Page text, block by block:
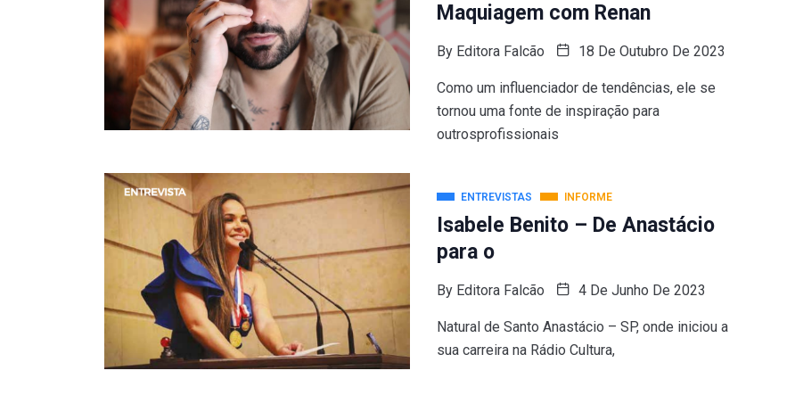
Maquiagem com Renan
By Editora Falcão 18 De Outubro De 2023
Como um influenciador de tendências, ele se
tornou uma fonte de inspiração para
outrosprofissionais
ENTREVISTAS INFORME
Isabele Benito – De Anastácio
para o
By Editora Falcão 4 De Junho De 2023
Natural de Santo Anastácio – SP, onde iniciou a
sua carreira na Rádio Cultura,